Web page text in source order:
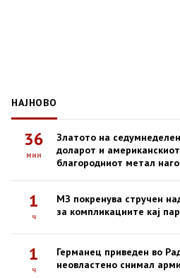
НАЈНОВО
36
мин
Златото на
доларот и
благородниот метал
1
ч
МЗ покренува стручен
за компликациите кај
1
ч
Германец приведен во
неовластено снимал